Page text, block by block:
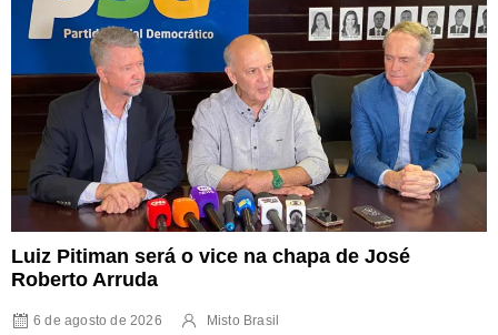
Luiz Pitiman será o vice na chapa de José
Roberto Arruda
6 de agosto de 2026 Misto Brasil